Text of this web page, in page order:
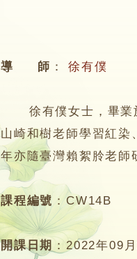
導 師 ： 徐有僕
徐有僕女士，畢業於
山崎和樹老師學習紅
年亦隨臺灣賴絮朎老
課程編號 ： CW14B
開課日期 ：2022年09月